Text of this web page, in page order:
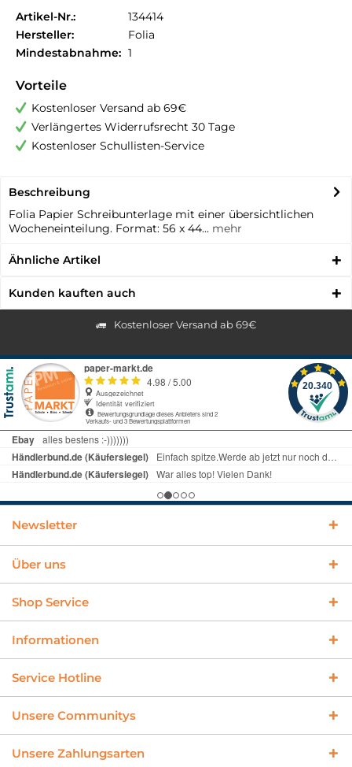
Artikel-Nr.:
134414
Hersteller:
Folia
Mindestabnahme: 1
Vorteile
Kostenloser Versand ab 69€
Verlängertes Widerrufsrecht 30 Tage
Kostenloser Schullisten-Service
Beschreibung
Folia Papier Schreibunterlage mit einer übersichtlichen
Wocheneinteilung. Format: 56 x 44... mehr
Ähnliche Artikel
Kunden kauften auch
Kostenloser Versand ab 69€
Newsletter
Über uns
Shop Service
Informationen
Service Hotline
Unsere Communitys
Unsere Zahlungsarten